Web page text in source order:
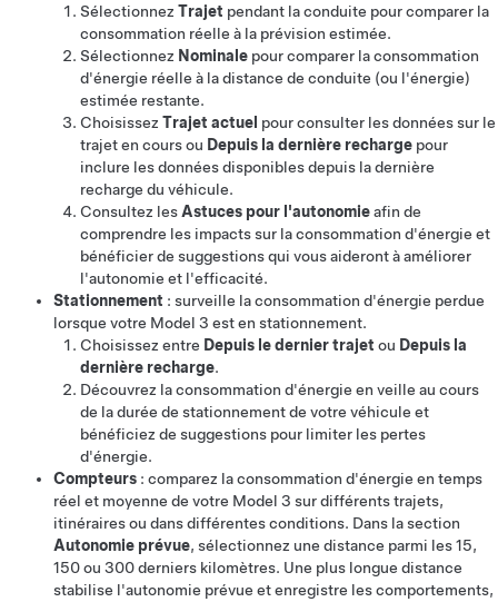
Sélectionnez Trajet pendant la conduite pour comparer la
consommation réelle à la prévision estimée.
Sélectionnez Nominale pour comparer la consommation
d'énergie réelle à la distance de conduite (ou l'énergie)
estimée restante.
Choisissez Trajet actuel pour consulter les données sur le
trajet en cours ou Depuis la dernière recharge pour
inclure les données disponibles depuis la dernière
recharge du véhicule.
Consultez lesAstuces pour l'autonomieafin de
comprendre les impacts sur la consommation d'énergie et
bénéficier de suggestions qui vous aideront à améliorer
l'autonomie et l'efficacité.
Stationnement : surveille la consommation d'énergie perdue
lorsque votre Model 3 est en stationnement.
Choisissez entre Depuis le dernier trajet ou Depuis la
dernière recharge.
Découvrez la consommation d'énergie en veille au cours
de la durée de stationnement de votre véhicule et
bénéficiez de suggestions pour limiter les pertes
d'énergie.
Compteurs : comparez la consommation d'énergie en temps
réel et moyenne de votre Model 3 sur différents trajets,
itinéraires ou dans différentes conditions. Dans la section
Autonomie prévue, sélectionnez une distance parmi les15,
150 ou 300 derniers kilomètres. Une plus longue distance
stabilise l'autonomie prévue et enregistre les comportements,